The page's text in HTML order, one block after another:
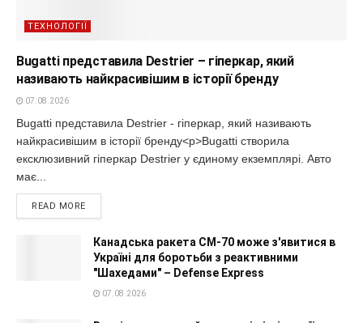
ТЕХНОЛОГІЇ
Bugatti представила Destrier – гіперкар, який
називають найкрасивішим в історії бренду
07.08.2026
Bugatti представила Destrier - гіперкар, який називають
найкрасивішим в історії бренду<p>Bugatti створила
ексклюзивний гіперкар Destrier у єдиному екземплярі. Авто
має...
READ MORE
Канадська ракета CM-70 може з'явитися в
Україні для боротьби з реактивними
"Шахедами" – Defense Express
07.08.2026